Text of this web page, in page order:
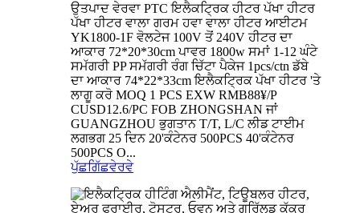
ਉਤਪਾਦ ਵੇਰਵਾ PTC ਇਲੈਕਟ੍ਰਿਕ ਹੀਟਰ ਪੱਖਾ ਹੀਟਰ
ਪੱਖਾ ਹੀਟਰ ਵਾਲਾ ਗਰਮ ਹਵਾ ਵਾਲਾ ਹੀਟਰ ਆਈਟਮ
YK1800-1F ਵੋਲਟੇਜ 100V ਤੋਂ 240V ਹੀਟਰ ਦਾ
ਆਕਾਰ 72*20*30cm ਪਾਵਰ 1800w ਸਮਾਂ 1-12 ਘੰਟੇ
ਸਮੱਗਰੀ PP ਸਮੱਗਰੀ ਰੰਗ ਚਿੱਟਾ ਪੈਕੇਜ 1pcs/ctn ਡੱਬੇ
ਦਾ ਆਕਾਰ 74*22*33cm ਇਲੈਕਟ੍ਰਿਕ ਪੱਖਾ ਹੀਟਰ 'ਤੇ
ਲਾਗੂ ਕਰੋ MOQ 1 PCS EXW RMB88¥/P
CUSD12.6/PC FOB ZHONGSHAN ਜਾਂ
GUANGZHOU ਭੁਗਤਾਨ T/T, L/C ਲੀਡ ਟਾਈਮ
ਲਗਭਗ 25 ਦਿਨ 20'ਕੰਟੇਨਰ 500PCS 40'ਕੰਟੇਨਰ
500PCS O...
ਪੁੱਛਗਿੱਛਵੇਰਵੇ